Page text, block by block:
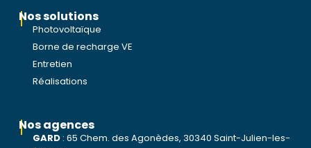
Nos solutions
Photovoltaïque
Borne de recharge VE
Entretien
Réalisations
Nos agences
GARD : 65 Chem. des Agonèdes, 30340 Saint-Julien-les-